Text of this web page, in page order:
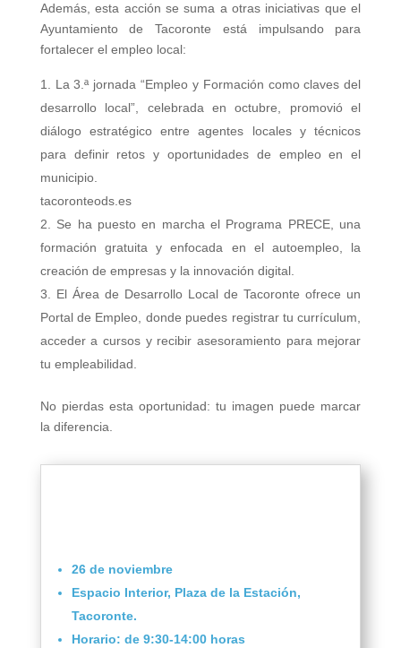
Además, esta acción se suma a otras iniciativas que el
Ayuntamiento de Tacoronte está impulsando para
fortalecer el empleo local:
La 3.ª jornada “Empleo y Formación como claves del
desarrollo local”, celebrada en octubre, promovió el
diálogo estratégico entre agentes locales y técnicos
para definir retos y oportunidades de empleo en el
municipio.
tacoronteods.es
Se ha puesto en marcha el Programa PRECE, una
formación gratuita y enfocada en el autoempleo, la
creación de empresas y la innovación digital.
El Área de Desarrollo Local de Tacoronte ofrece un
Portal de Empleo, donde puedes registrar tu currículum,
acceder a cursos y recibir asesoramiento para mejorar
tu empleabilidad.
No pierdas esta oportunidad: tu imagen puede marcar
la diferencia.
26 de noviembre
Espacio Interior, Plaza de la Estación,
Tacoronte.
Horario: de 9:30-14:00 horas